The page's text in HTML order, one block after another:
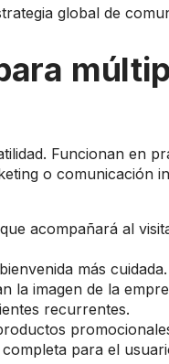
global de
Funcionan en
o comunicación
acompañará al
más cuidada.
la imagen de la
recurrentes.
para el